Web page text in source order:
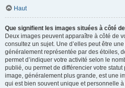
Haut
Que signifient les images situées à côté
Deux images peuvent apparaître à côté de
consultez un sujet. Une d’elles peut être
généralement représentée par des étoiles,
permet d’indiquer votre activité selon le
publié, ou permet de différencier votre statut
image, généralement plus grande, est une
qui est bien souvent unique et personnelle